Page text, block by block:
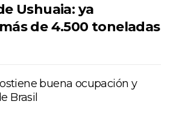
Ushuaia: ya
de 4.500 toneladas
buena ocupación y
Brasil